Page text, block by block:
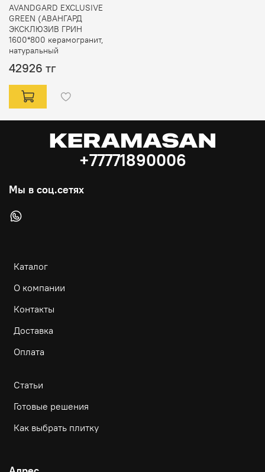
AVANDGARD EXCLUSIVE
GREEN (АВАНГАРД
ЭКСКЛЮЗИВ ГРИН
1600*800 керамогранит,
натуральный
42926 тг
+77771890006
Мы в соц.сетях
Каталог
О компании
Контакты
Доставка
Оплата
Статьи
Готовые решения
Как выбрать плитку